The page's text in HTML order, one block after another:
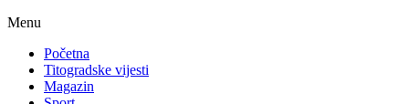
Menu
Početna
Titogradske vijesti
Magazin